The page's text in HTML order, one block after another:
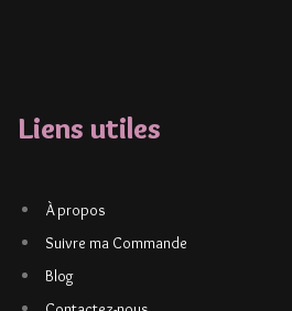
Liens utiles
À propos
Suivre ma Commande
Blog